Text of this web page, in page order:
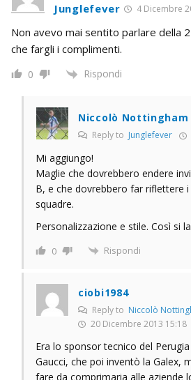
Junglefever 4 Dicembre
Non avevo mai sentito parlare della
che fargli i complimenti.
0 Rispondi
Niccolò Nottingham
Reply to Junglefever
Mi aggiungo!
Maglie che dovrebbero endere
B, e che dovrebbero far riflettere
squadre.
Personalizzazione e stile. Così si
0 Rispondi
ciobi1984
Reply to Niccolò
20 Dicembre 2013 15:18
Era lo sponsor tecnico del
Gaucci, che poi inventò la Galex,
fare da comprimaria alle aziende